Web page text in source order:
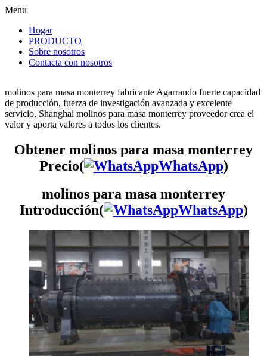
Menu
Hogar
PRODUCTO
Sobre nosotros
Contacta con nosotros
molinos para masa monterrey fabricante Agarrando fuerte capacidad
de producción, fuerza de investigación avanzada y excelente
servicio, Shanghai molinos para masa monterrey proveedor crea el
valor y aporta valores a todos los clientes.
Obtener molinos para masa monterrey
Precio(
WhatsApp)
molinos para masa monterrey
Introducción(
WhatsApp)